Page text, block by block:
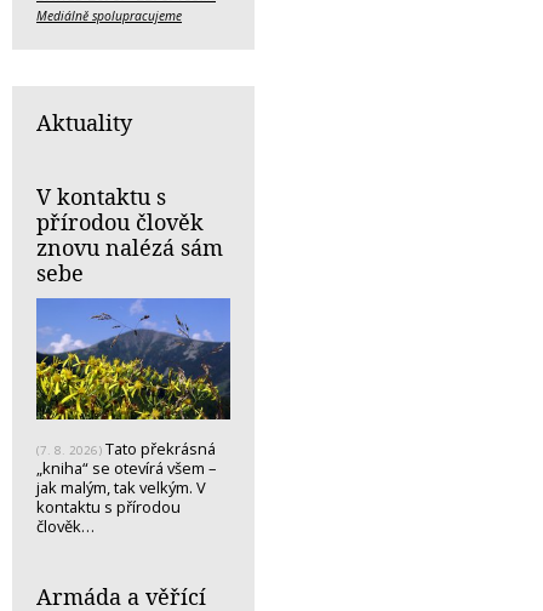
Mediálně spolupracujeme
Aktuality
V kontaktu s
přírodou člověk
znovu nalézá sám
sebe
(7. 8. 2026) Tato překrásná
„kniha“ se otevírá všem –
jak malým, tak velkým. V
kontaktu s přírodou
člověk…
Armáda a věřící